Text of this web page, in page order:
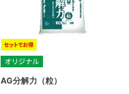
AG分解力（粒）